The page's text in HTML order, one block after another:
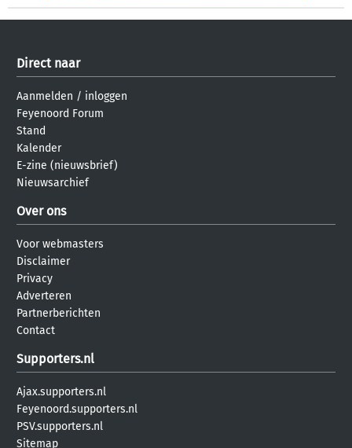
Direct naar
Aanmelden / inloggen
Feyenoord Forum
Stand
Kalender
E-zine (nieuwsbrief)
Nieuwsarchief
Over ons
Voor webmasters
Disclaimer
Privacy
Adverteren
Partnerberichten
Contact
Supporters.nl
Ajax.supporters.nl
Feyenoord.supporters.nl
PSV.supporters.nl
Sitemap